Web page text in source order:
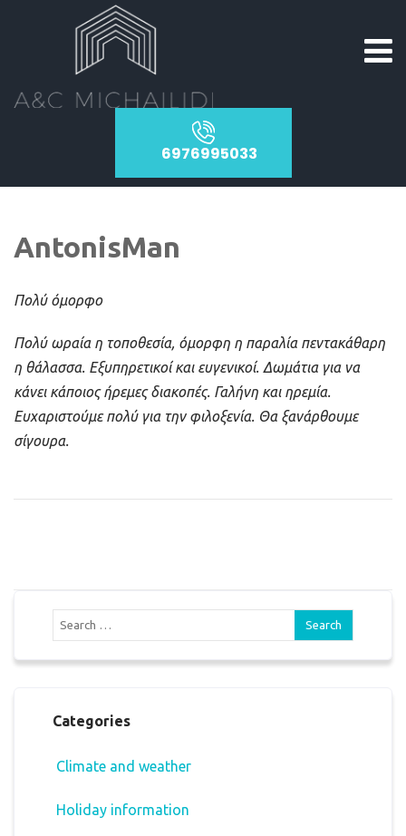
6976995033
AntonisMan
Πολύ όμορφο
Πολύ ωραία η τοποθεσία, όμορφη η παραλία πεντακάθαρη
η θάλασσα. Εξυπηρετικοί και ευγενικοί. Δωμάτια για να
κάνει κάποιος ήρεμες διακοπές. Γαλήνη και ηρεμία.
Ευχαριστούμε πολύ για την φιλοξενία. Θα ξανάρθουμε
σίγουρα.
Categories
Climate and weather
Holiday information